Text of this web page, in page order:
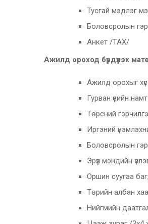
Тусгай мэдлэг
Боловсролын
Анкет /ТАХ/
Ажилд ороход бүрдүүлэх
Ажилд орохыг
Гурван үеийн
Төрсний
Иргэний
Боловсролын
Эрүүл мэндийн
Оршин суугаа
Төрийн албан
Нийгмийн